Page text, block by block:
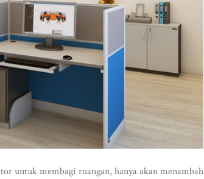
untuk membagi ruangan, hanya akan menambah